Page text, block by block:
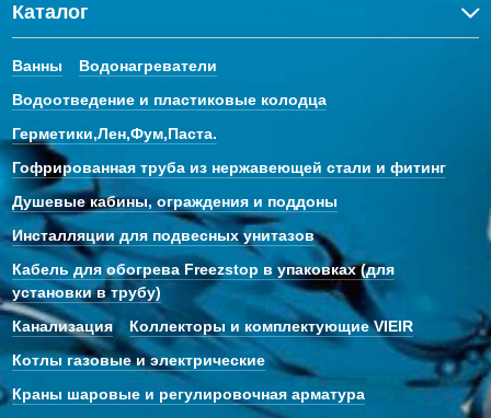
Каталог
Ванны
Водонагреватели
Водоотведение и пластиковые колодца
Герметики,Лен,Фум,Паста.
Гофрированная труба из нержавеющей стали и фитинг
Душевые кабины, ограждения и поддоны
Инсталляции для подвесных унитазов
Кабель для обогрева Freezstop в упаковках (для
установки в трубу)
Канализация
Коллекторы и комплектующие VIEIR
Котлы газовые и электрические
Краны шаровые и регулировочная арматура